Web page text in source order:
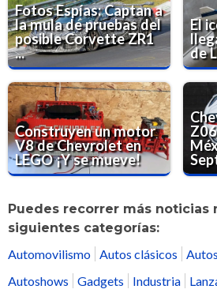
Fotos Espías: Captan a
la mula de pruebas del
posible Corvette ZR1
...
El
de
Construyen un motor
V8 de Chevrolet en
LEGO ¡Y se mueve!
Puedes recorrer más noticias
siguientes categorías:
Automovilismo Autos clásicos
Autoshows
Gadgets Industria